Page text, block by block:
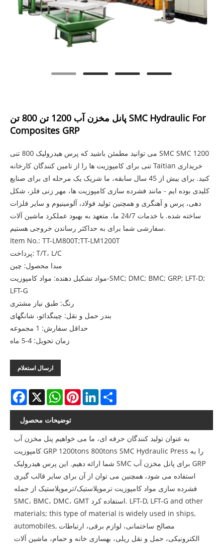
پانل مخزن آب 1200 تن 800 تن SMC Hydraulic For
Composites GRP
می توانید مطمئن باشید که پرس هیدرولیک 800 تنی SMC SMC 1200
تنی برای کامپوزیت ها را از تامین کنندگان کارخانه Taitian خریداری
کنید. برای بیش از 45 سال سابقه، ما شریک یک مرحله ای برای صنایع
کلیدی بوده ایم - مانند فشرده سازی کامپوزیت ها، مهر زنی فلز، شکل
دهی، پرس و آهنگری و همچنین تولید فولاد، آلومینیوم و سایر فلزات
ساخته شده. با خدمات 24/7 ما، متعهد به بهبود عملکرد ماشین آلات
سفارشی شما برای به حداکثر رساندن خروجی هستیم.
Item No.: TT-LM800T;TT-LM1200T
پرداخت: T/T، L/C
مبدا محصول: چین
مواد تشکیل دهنده: مواد کامپوزیت-SMC; DMC; BMC; GRP; LFT-D;
LFT-G
رنگ: طبق نیاز مشتری
بندر حمل و نقل: چینگدائو، شانگهای
حداقل سفارش: 1 مجموعه
زمان تحویل: 4-5 ماه
ارسال استعلام
Facebook
X WhatsAppPinterestLinkedIn
توضیحات محصول
به عنوان تولید کنندگان حرفه ای، ما می خواهیم پنل مخزن آب
کامپوزیت GRP 1200tons 800tons SMC Hydraulic Press را به
شما ارائه دهیم. این پرس هیدرولیک SMC برای پانل مخزن آب GRP
استفاده می شود، همچنین می توان از آن برای سایر قالب گیری
فشرده سازی مواد کامپوزیت ترموپلاستیک/ترموپلاستیک از جمله
SMC، BMC، DMC، GMT استفاده کرد. LFT-D, LFT-G and other
materials; this type of material is widely used in ships,
automobiles, مصالح ساختمانی، لوازم برقی، ارتباطات
الکترونیکی، حمل و نقل ریلی، بهسازی خانه و حمام، ماشین آلات